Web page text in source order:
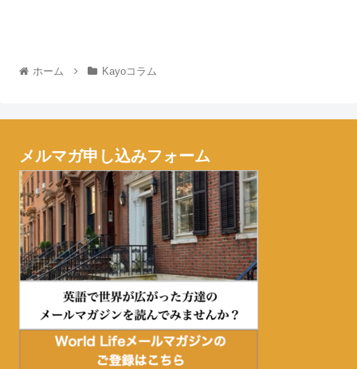
ホーム Kayoコラム
メルマガ申し込みフォーム